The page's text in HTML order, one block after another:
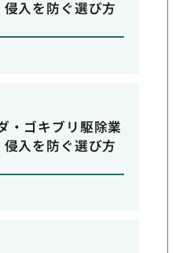
入を防ぐ選び方
・ゴキブリ駆除業
入を防ぐ選び方